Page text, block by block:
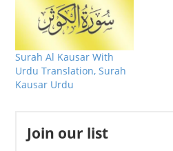
Surah Al Kausar With
Urdu Translation, Surah
Kausar Urdu
Join our list